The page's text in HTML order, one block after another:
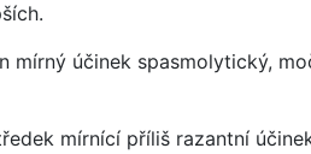
mírný účinek spasmolytický,
mírnící příliš razantní